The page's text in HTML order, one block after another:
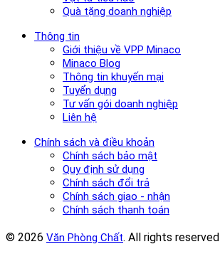
Quà tặng doanh nghiệp
Thông tin
Giới thiệu về VPP Minaco
Minaco Blog
Thông tin khuyến mại
Tuyển dụng
Tư vấn gói doanh nghiệp
Liên hệ
Chính sách và điều khoản
Chính sách bảo mật
Quy định sử dụng
Chính sách đổi trả
Chính sách giao - nhận
Chính sách thanh toán
© 2026 Văn Phòng Chất. All rights reserved